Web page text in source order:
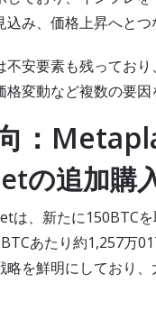
み、価格上昇へとつ
不安要素も残ってお
変動など複数の要因
：
の追加購
は、新たに150BTC
あたり約1,257万
略を鮮明にしており